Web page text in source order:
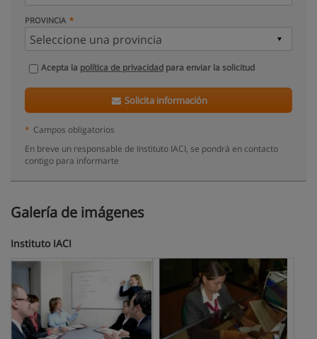
PROVINCIA
Acepta la política de privacidad para enviar la solicitud
Solicita información
* Campos obligatorios
En breve un responsable de Instituto IACI, se pondrá en contacto
contigo para informarte
Galería de imágenes
Instituto IACI